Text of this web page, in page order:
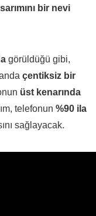
bir nevi
görüldüğü gibi,
çentiksiz bir
üst kenarında
telefonun %90 ila
sağlayacak.